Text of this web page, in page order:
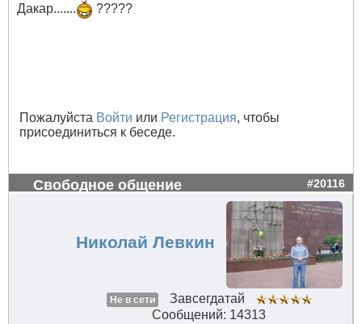
Дакар.......
?????
Пожалуйста Войти или Регистрация, чтобы
присоединиться к беседе.
Свободное общение #20116
Николай Левкин
Не в сети
Завсегдатай
Сообщений: 14313